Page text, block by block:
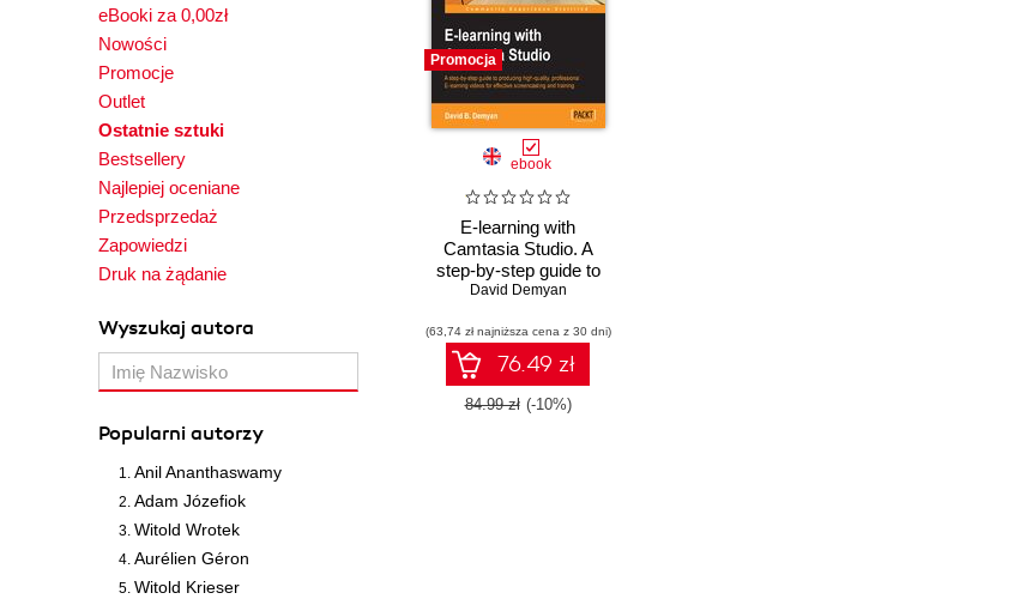
eBooki za 0,00zł
Nowości
Promocje
Outlet
Ostatnie sztuki
Bestsellery
Najlepiej oceniane
Przedsprzedaż
Zapowiedzi
Druk na żądanie
Wyszukaj autora
Popularni autorzy
Anil Ananthaswamy
Adam Józefiok
Witold Wrotek
Aurélien Géron
Witold Krieser
Promocja
ebook
E-learning with
Camtasia Studio. A
step-by-step guide to
producing high-quality,
videos for effective
screencasting and
training
David Demyan
(63,74 zł najniższa cena z 30 dni)
76.49 zł
84.99 zł (-10%)